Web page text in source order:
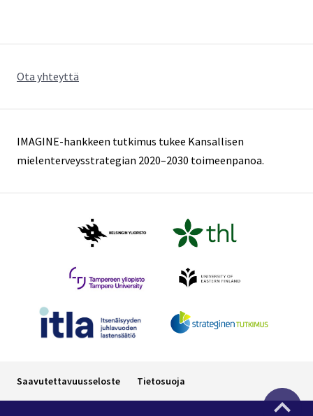
Ota yhteyttä
IMAGINE-hankkeen tutkimus tukee Kansallisen
mielenterveysstrategian 2020–2030 toimeenpanoa.
Saavutettavuusseloste Tietosuoja
Takaisin